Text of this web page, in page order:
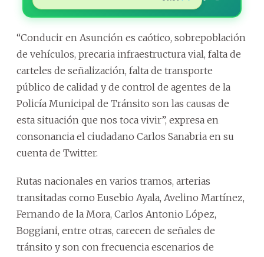
“Conducir en Asunción es caótico, sobrepoblación
de vehículos, precaria infraestructura vial, falta de
carteles de señalización, falta de transporte
público de calidad y de control de agentes de la
Policía Municipal de Tránsito son las causas de
esta situación que nos toca vivir”, expresa en
consonancia el ciudadano Carlos Sanabria en su
cuenta de Twitter.
Rutas nacionales en varios tramos, arterias
transitadas como Eusebio Ayala, Avelino Martínez,
Fernando de la Mora, Carlos Antonio López,
Boggiani, entre otras, carecen de señales de
tránsito y son con frecuencia escenarios de